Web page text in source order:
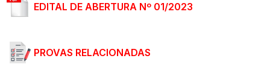
EDITAL DE ABERTURA Nº 01/2023
PROVAS RELACIONADAS